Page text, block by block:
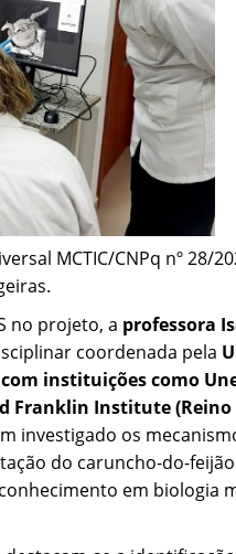
MCTIC/CNPq nº 28/
no projeto, a professora
coordenada pela
instituições como
Franklin Institute (Reino
investigado os
do caruncho-do-
em biologia